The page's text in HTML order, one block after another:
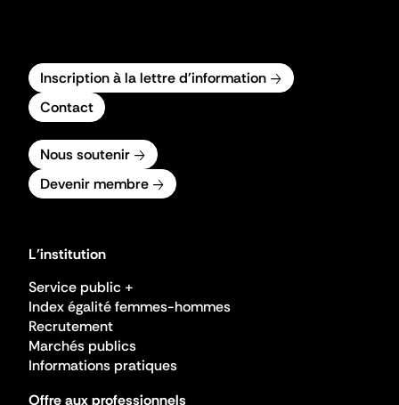
Inscription à la lettre d'information
Contact
Nous soutenir
Devenir membre
L'institution
Service public +
Index égalité femmes-hommes
Recrutement
Marchés publics
Informations pratiques
Offre aux professionnels